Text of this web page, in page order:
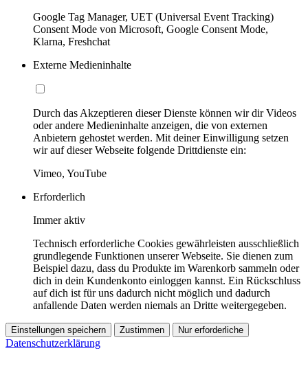
Google Tag Manager, UET (Universal Event Tracking)
Consent Mode von Microsoft, Google Consent Mode,
Klarna, Freshchat
Externe Medieninhalte
Durch das Akzeptieren dieser Dienste können wir dir Videos
oder andere Medieninhalte anzeigen, die von externen
Anbietern gehostet werden. Mit deiner Einwilligung setzen
wir auf dieser Webseite folgende Drittdienste ein:
Vimeo, YouTube
Erforderlich
Immer aktiv
Technisch erforderliche Cookies gewährleisten ausschließlich
grundlegende Funktionen unserer Webseite. Sie dienen zum
Beispiel dazu, dass du Produkte im Warenkorb sammeln oder
dich in dein Kundenkonto einloggen kannst. Ein Rückschluss
auf dich ist für uns dadurch nicht möglich und dadurch
anfallende Daten werden niemals an Dritte weitergegeben.
Einstellungen speichern Zustimmen Nur erforderliche
Datenschutzerklärung